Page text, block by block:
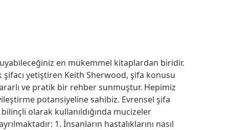
en mükemmel kitaplardan biridir.
yetiştiren Keith Sherwood, şifa konusu
ve pratik bir rehber sunmuştur. Hepimiz
potansiyeline sahibiz. Evrensel şifa
olarak kullanıldığında mucizeler
1. İnsanların hastalıklarını nasıl